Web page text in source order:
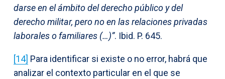
darse en el ámbito del derecho público y del
derecho militar, pero no en las relaciones privadas
laborales o familiares (…)”. Ibid. P. 645.
[14] Para identificar si existe o no error, habrá que
analizar el contexto particular en el que se